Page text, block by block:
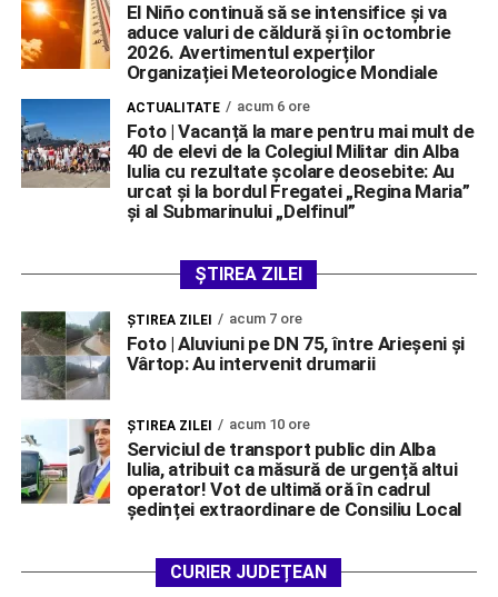
El Niño continuă să se intensifice și va
aduce valuri de căldură și în octombrie
2026. Avertimentul experților
Organizației Meteorologice Mondiale
ACTUALITATE acum 6 ore
Foto | Vacanță la mare pentru mai mult de
40 de elevi de la Colegiul Militar din Alba
Iulia cu rezultate școlare deosebite: Au
urcat și la bordul Fregatei „Regina Maria”
și al Submarinului „Delfinul”
ȘTIREA ZILEI
ŞTIREA ZILEI acum 7 ore
Foto | Aluviuni pe DN 75, între Arieșeni și
Vârtop: Au intervenit drumarii
ŞTIREA ZILEI acum 10 ore
Serviciul de transport public din Alba
Iulia, atribuit ca măsură de urgență altui
operator! Vot de ultimă oră în cadrul
ședinței extraordinare de Consiliu Local
CURIER JUDEȚEAN